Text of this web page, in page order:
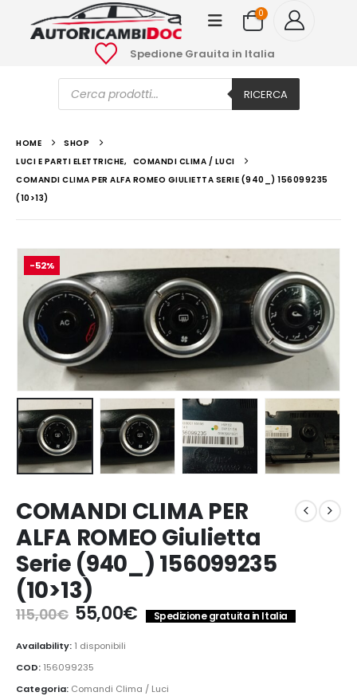
0
Spedione Grauita in Italia
Ricerca
prodotti RICERCA
HOME
SHOP
LUCI E PARTI ELETTRICHE, COMANDI CLIMA / LUCI
COMANDI CLIMA PER ALFA ROMEO GIULIETTA SERIE (940_) 156099235
(10>13)
-52%
COMANDI CLIMA PER
ALFA ROMEO Giulietta
Serie (940_) 156099235
(10>13)
115,00€ Il
prezzo
originale
era:
115,00€.
55,00€Il
prezzo
55,00€.
Spedizione gratuita in Italia
Availability: 1 disponibili
COD: 156099235
Categoria: Comandi Clima / Luci